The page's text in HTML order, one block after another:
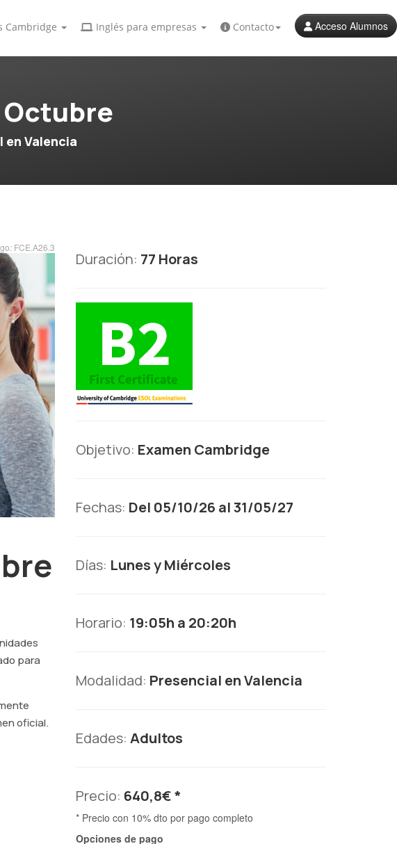
Cambridge Inglés para empresas Contacto Acceso Alumnos
en Valencia
FCE.A26.3
para
oficial.
Duración: 77 Horas
Objetivo: Examen Cambridge
Fechas: Del 05/10/26 al 31/05/27
Días: Lunes y Miércoles
Horario: 19:05h a 20:20h
Modalidad: Presencial en Valencia
Edades: Adultos
Precio: 640,8€ *
* Precio con 10% dto por pago completo
Opciones de pago